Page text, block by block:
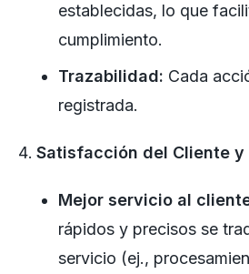
establecidas, lo que
cumplimiento.
Trazabilidad: Cada
registrada.
Satisfacción del Cliente y
Mejor servicio al
rápidos y precisos se
servicio (ej.,